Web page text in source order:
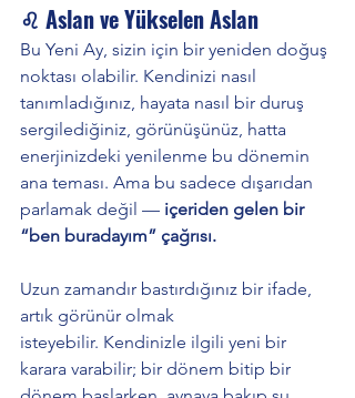
♌ Aslan ve Yükselen Aslan
Bu Yeni Ay, sizin için bir yeniden doğuş
noktası olabilir. Kendinizi nasıl
tanımladığınız, hayata nasıl bir duruş
sergilediğiniz, görünüşünüz, hatta
enerjinizdeki yenilenme bu dönemin
ana teması. Ama bu sadece dışarıdan
parlamak değil — içeriden gelen bir
“ben buradayım” çağrısı.
Uzun zamandır bastırdığınız bir ifade,
artık görünür olmak
isteyebilir. Kendinizle ilgili yeni bir
karara varabilir; bir dönem bitip bir